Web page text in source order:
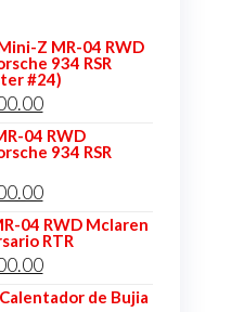
Z MR-04 RWD
934 RSR
#24)
El
precio
actual
es:
$4,600.00.
04 RWD
934 RSR
El
precio
actual
es:
04 RWD Mclaren
RTR
El
preciode Bujia